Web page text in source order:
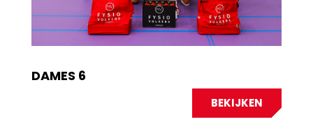
DAMES 6
BEKIJKEN